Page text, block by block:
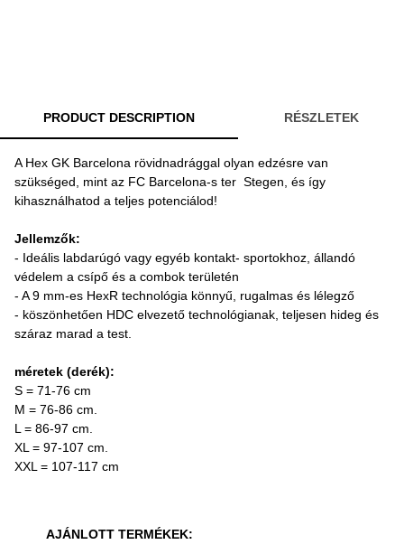
PRODUCT DESCRIPTION RÉSZLETEK
A Hex GK Barcelona rövidnadrággal olyan edzésre van
szükséged, mint az FC Barcelona-s ter Stegen, és így
kihasználhatod a teljes potenciálod!
Jellemzők:
- Ideális labdarúgó vagy egyéb kontakt- sportokhoz, állandó
védelem a csípő és a combok területén
- A 9 mm-es HexR technológia könnyű, rugalmas és lélegző
- köszönhetően HDC elvezető technológianak, teljesen hideg és
száraz marad a test.
méretek (derék):
S = 71-76 cm
M = 76-86 cm.
L = 86-97 cm.
XL = 97-107 cm.
XXL = 107-117 cm
AJÁNLOTT TERMÉKEK: